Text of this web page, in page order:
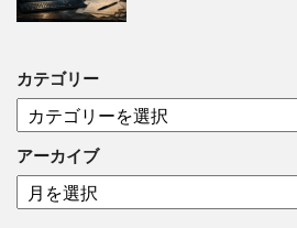
カテゴリー
テ
ゴ
リ
ー
アーカイブ
ア
ー